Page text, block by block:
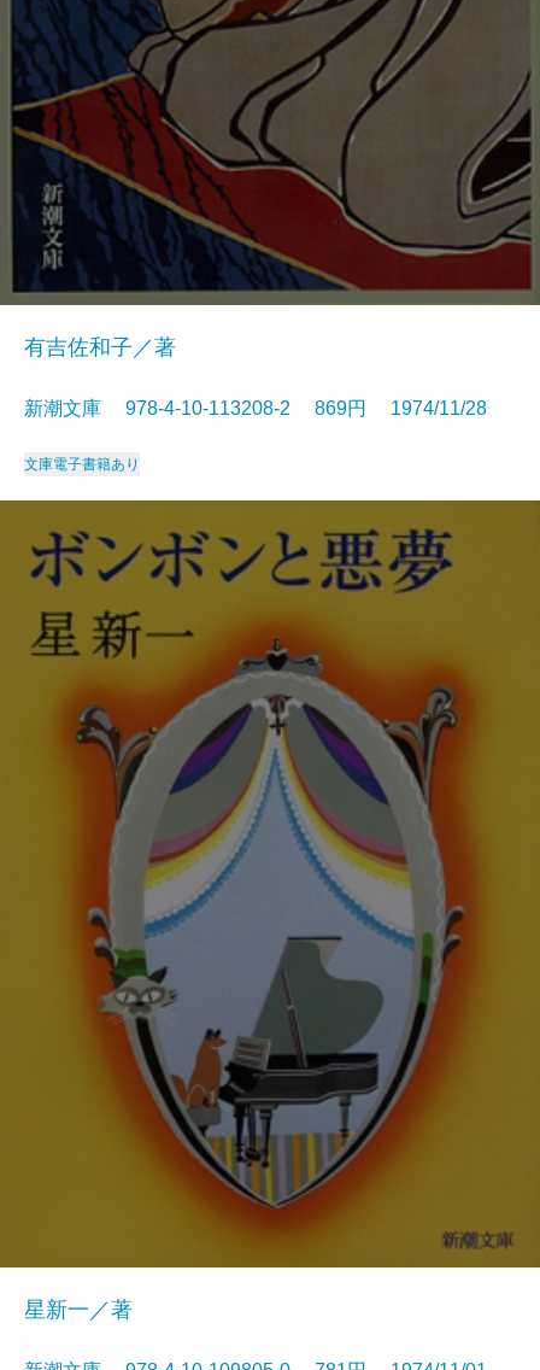
有吉佐和子／著
新潮文庫 978-4-10-113208-2 869円 1974/11/28
文庫電子書籍あり
星新一／著